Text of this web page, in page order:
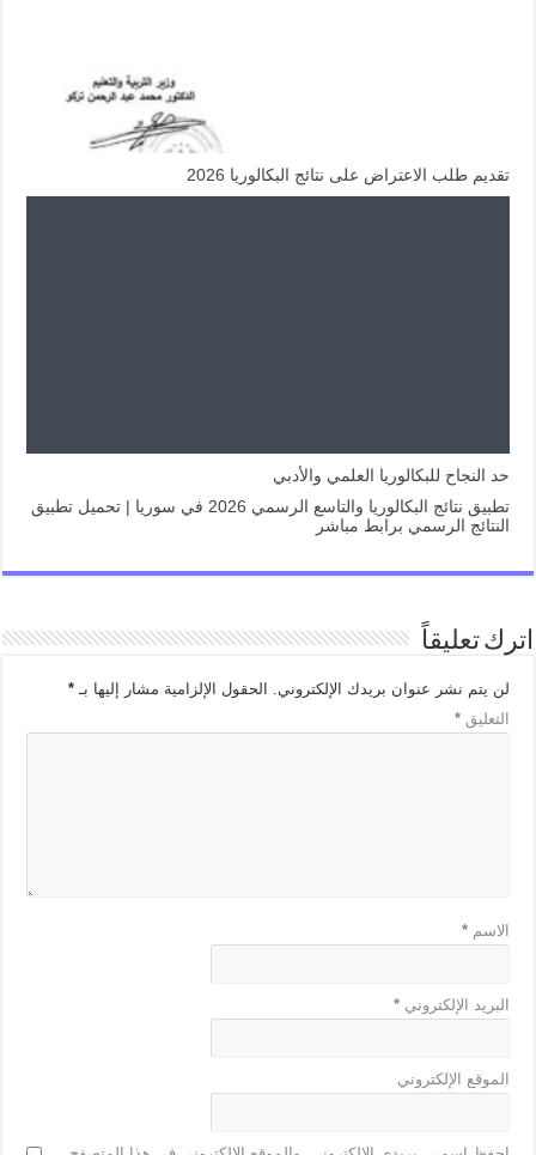
تقديم طلب الاعتراض على نتائج البكالوريا 2026
حد النجاح للبكالوريا العلمي والأدبي
تطبيق نتائج البكالوريا والتاسع الرسمي 2026 في سوريا | تحميل تطبيق
النتائج الرسمي برابط مباشر
اترك تعليقاً
لن يتم نشر عنوان بريدك الإلكتروني. الحقول الإلزامية مشار إليها بـ*
التعليق*
الاسم*
البريد الإلكتروني*
الموقع الإلكتروني